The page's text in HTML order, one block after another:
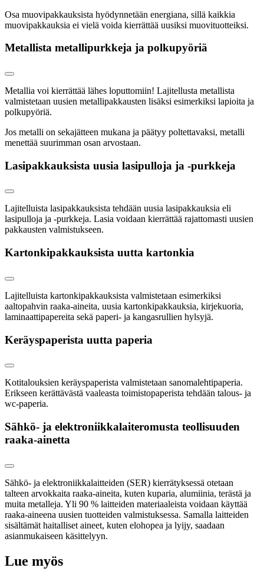
Osa muovipakkauksista hyödynnetään energiana, sillä kaikkia
muovipakkauksia ei vielä voida kierrättää uusiksi muovituotteiksi.
Metallista metallipurkkeja ja polkupyöriä
Metallia voi kierrättää lähes loputtomiin! Lajitellusta metallista
valmistetaan uusien metallipakkausten lisäksi esimerkiksi lapioita ja
polkupyöriä.
Jos metalli on sekajätteen mukana ja päätyy poltettavaksi, metalli
menettää suurimman osan arvostaan.
Lasipakkauksista uusia lasipulloja ja -purkkeja
Lajitelluista lasipakkauksista tehdään uusia lasipakkauksia eli
lasipulloja ja -purkkeja. Lasia voidaan kierrättää rajattomasti uusien
pakkausten valmistukseen.
Kartonkipakkauksista uutta kartonkia
Lajitelluista kartonkipakkauksista valmistetaan esimerkiksi
aaltopahvin raaka-aineita, uusia kartonkipakkauksia, kirjekuoria,
laminaattipapereita sekä paperi- ja kangasrullien hylsyjä.
Keräyspaperista uutta paperia
Kotitalouksien keräyspaperista valmistetaan sanomalehtipaperia.
Erikseen kerättävästä vaaleasta toimistopaperista tehdään talous- ja
wc-paperia.
Sähkö- ja elektroniikkalaiteromusta teollisuuden
raaka-ainetta
Sähkö- ja elektroniikkalaitteiden (SER) kierrätyksessä otetaan
talteen arvokkaita raaka-aineita, kuten kuparia, alumiinia, terästä ja
muita metalleja. Yli 90 % laitteiden materiaaleista voidaan käyttää
raaka-aineena uusien tuotteiden valmistuksessa. Samalla laitteiden
sisältämät haitalliset aineet, kuten elohopea ja lyijy, saadaan
asianmukaiseen käsittelyyn.
Lue myös